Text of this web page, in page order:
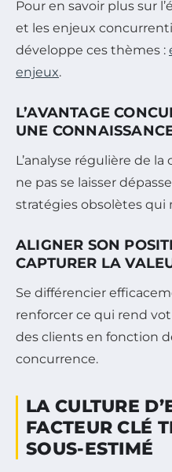
Pour en savoir plus sur
et les enjeux
développe ces thèmes :
enjeux.
L’AVANTAGE
UNE
L’analyse régulière de
ne pas se laisser
stratégies obsolètes qui
ALIGNER SON
CAPTURER LA
Se différencier
renforcer ce qui rend
des clients en fonction
concurrence.
LA CULTURE
FACTEUR CLÉ
SOUS-ESTIMÉ